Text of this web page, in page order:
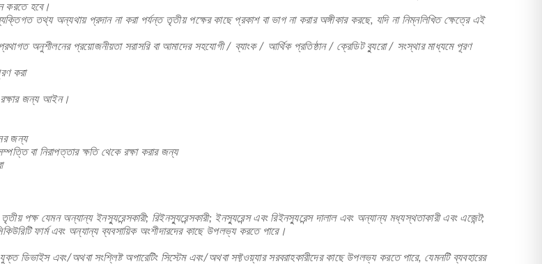
করতে হবে।
তথ্য অন্যথায় প্রদান না করা পর্যন্ত তৃতীয় পক্ষের কাছে প্রকাশ বা ভাগ না করার অঙ্গীকার করছে, যদি না নিম্নলিখিত ক্ষেত্রে এই
অনুশীলনের প্রয়োজনীয়তা সরাসরি বা আমাদের সহযোগী / ব্যাংক / আর্থিক প্রতিষ্ঠান / ক্রেডিট ব্যুরো / সংস্থার মাধ্যমে পূরণ
করা
রক্ষার জন্য আইন।
জন্য
বা নিরাপত্তার ক্ষতি থেকে রক্ষা করার জন্য
যেমন অন্যান্য ইনস্যুরেন্সকারী; রিইনস্যুরেন্সকারী; ইনস্যুরেন্স এবং রিইনস্যুরেন্স দালাল এবং অন্যান্য মধ্যস্থতাকারী এবং এজেন্ট;
ফার্ম এবং অন্যান্য ব্যবসায়িক অংশীদারদের কাছে উপলভ্য করতে পারে।
এবং/অথবা সংশ্লিষ্ট অপারেটিং সিস্টেম এবং/অথবা সফ্টওয়্যার সরবরাহকারীদের কাছে উপলভ্য করতে পারে, যেমনটি ব্যবহারের